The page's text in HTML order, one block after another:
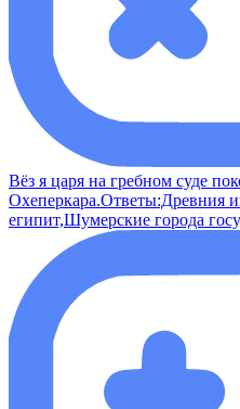
Вёз я царя на гребном суде
Охеперкара.Ответы:Древния
египит,Шумерские города